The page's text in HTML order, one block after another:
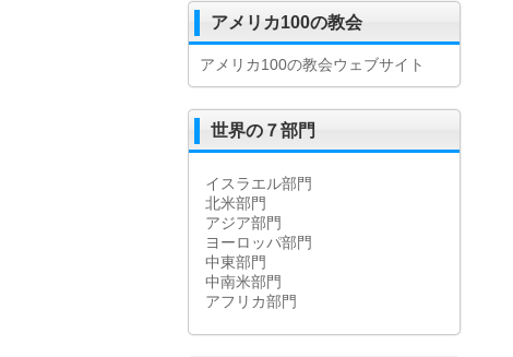
アメリカ100の教会
アメリカ100の教会ウェブサイト
世界の７部門
イスラエル部門
北米部門
アジア部門
ヨーロッパ部門
中東部門
中南米部門
アフリカ部門